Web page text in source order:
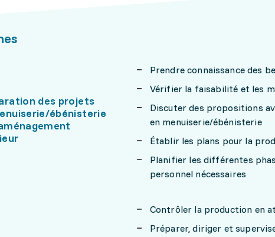
des projets
ébénisterie
Prendre connaissance des
Vérifier la faisabilité et les
Discuter des propositions
en menuiserie/ébénisterie
Établir les plans pour la
Planifier les différentes
personnel nécessaires
Contrôler la production en
Préparer, diriger et